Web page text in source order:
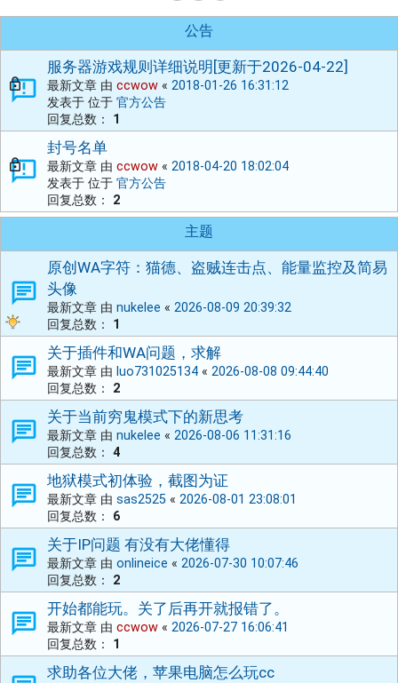
公告
服务器游戏规则详细说明[更新于2026-04-22]
最新文章 由 ccwow « 2018-01-26 16:31:12
发表于 位于 官方公告
回复总数： 1
封号名单
最新文章 由 ccwow « 2018-04-20 18:02:04
发表于 位于 官方公告
回复总数： 2
主题
原创WA字符：猫德、盗贼连击点、能量监控及简易
头像
最新文章 由 nukelee « 2026-08-09 20:39:32
回复总数： 1
关于插件和WA问题，求解
最新文章 由 luo731025134 « 2026-08-08 09:44:40
回复总数： 2
关于当前穷鬼模式下的新思考
最新文章 由 nukelee « 2026-08-06 11:31:16
回复总数： 4
地狱模式初体验，截图为证
最新文章 由 sas2525 « 2026-08-01 23:08:01
回复总数： 6
关于IP问题 有没有大佬懂得
最新文章 由 onlineice « 2026-07-30 10:07:46
回复总数： 2
开始都能玩。关了后再开就报错了。
最新文章 由 ccwow « 2026-07-27 16:06:41
回复总数： 1
求助各位大佬，苹果电脑怎么玩cc